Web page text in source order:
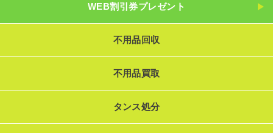
WEB割引券プレゼント
不用品回収
不用品買取
タンス処分